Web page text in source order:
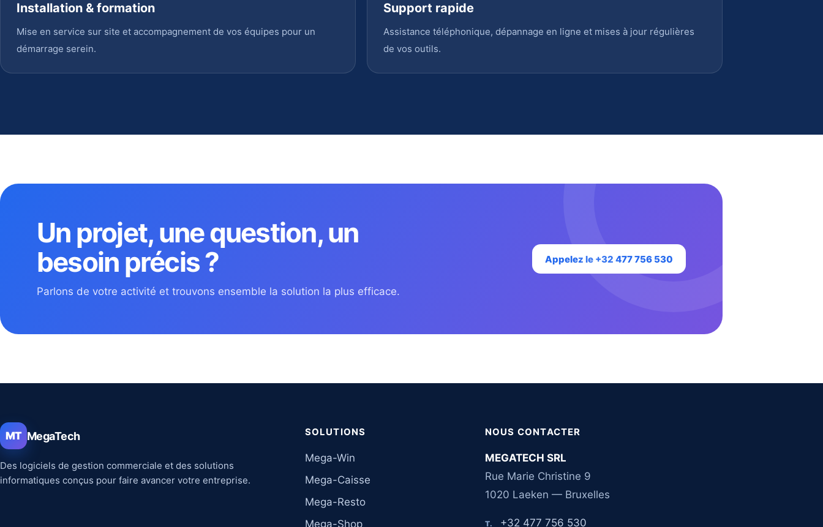
Installation & formation
Mise en service sur site et accompagnement de vos équipes pour un
démarrage serein.
Support rapide
Assistance téléphonique, dépannage en ligne et mises à jour régulières
de vos outils.
Un projet, une question, un
besoin précis ?
Parlons de votre activité et trouvons ensemble la solution la plus efficace.
Appelez le +32 477 756 530
MT MegaTech
Des logiciels de gestion commerciale et des solutions
informatiques conçus pour faire avancer votre entreprise.
SOLUTIONS
Mega-Win
Mega-Caisse
Mega-Resto
Mega-Shop
NOUS CONTACTER
MEGATECH SRL
Rue Marie Christine 9
1020 Laeken — Bruxelles
T. +32 477 756 530